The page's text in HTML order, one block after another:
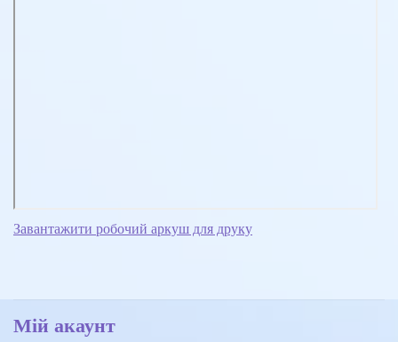
Завантажити робочий аркуш для друку
Мій акаунт